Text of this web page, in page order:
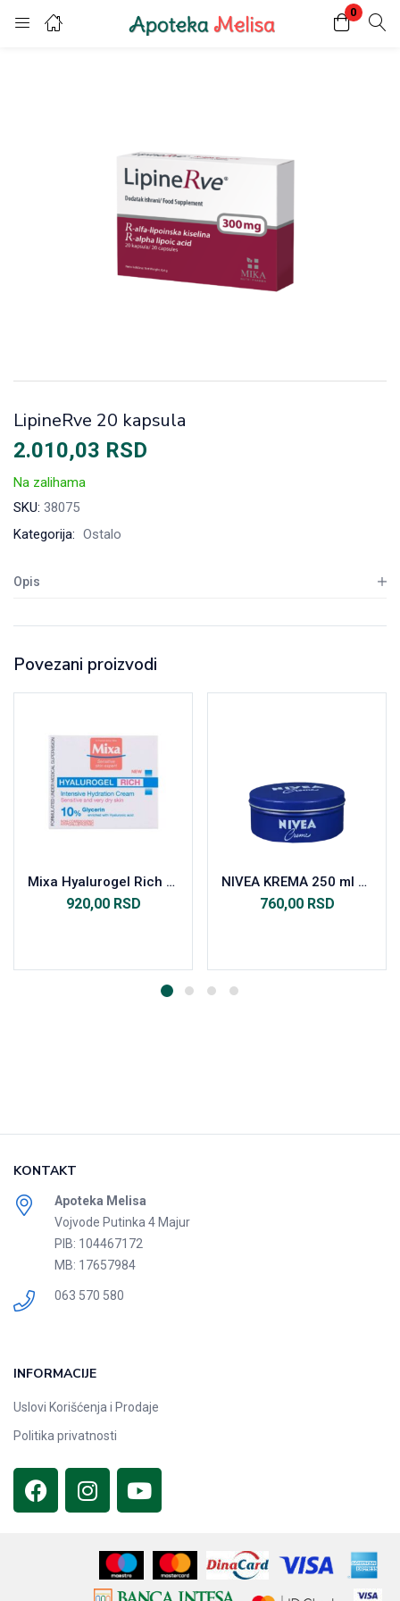
0
Login Register
LipineRve 20 kapsula
2.010,03 RSD
Na zalihama
SKU: 38075
Kategorija: Ostalo
Opis
Povezani proizvodi
Mixa Hyalurogel Rich krema za lice 50ml
920,00 RSD
NIVEA KREMA 250 ml 80105
760,00 RSD
KONTAKT
Apoteka Melisa
Vojvode Putinka 4 Majur
PIB: 104467172
MB: 17657984
063 570 580
INFORMACIJE
Uslovi Korišćenja i Prodaje
Politika privatnosti